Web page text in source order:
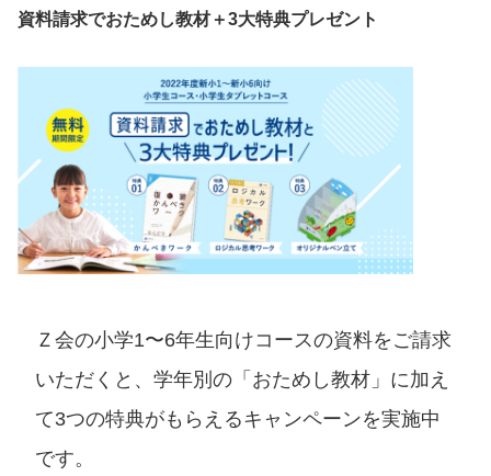
資料請求でおためし教材＋3大特典プレゼント
Ｚ会の小学1〜6年生向けコースの資料をご請求
いただくと、学年別の「おためし教材」に加え
て3つの特典がもらえるキャンペーンを実施中
です。